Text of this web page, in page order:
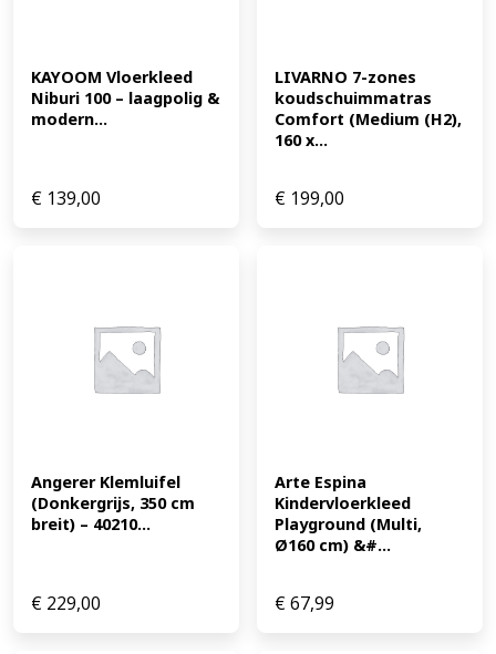
KAYOOM Vloerkleed
Niburi 100 – laagpolig &
modern...
€ 139,00
LIVARNO 7-zones
koudschuimmatras
Comfort (Medium (H2),
160 x...
€ 199,00
Angerer Klemluifel
(Donkergrijs, 350 cm
breit) – 40210...
€ 229,00
Arte Espina
Kindervloerkleed
Playground (Multi,
Ø160 cm) &#...
€67,99